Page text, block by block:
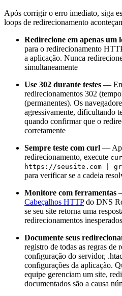
Após corrigir o erro imediato, siga
loops de redirecionamento
Redirecione em apenas um
para o redirecionamento
a aplicação. Nunca
simultaneamente
Use 302 durante testes —
redirecionamentos 302
(permanentes). Os
agressivamente, dificultando
quando confirmar que o
corretamente
Sempre teste com curl —
redirecionamento, execute
https://seusite.com |
para verificar se a cadeia
Monitore com ferramentas
Cabeçalhos HTTPdo DNS
se seu site retorna uma
redirecionamentos inesperados
Documente seus
registro de todas as regras de
configuração do servidor,
configurações da aplicação.
equipe gerenciam um site,
documentados são a causa